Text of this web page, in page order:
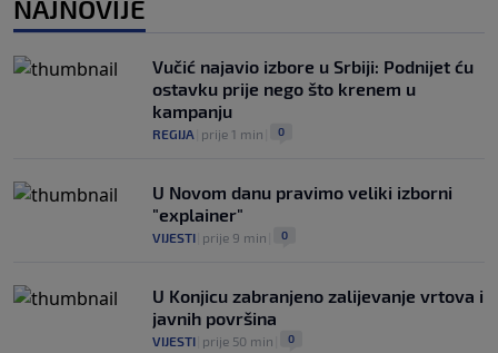
eura stigao na Santiago Bernabeu
| 0
NAJNOVIJE
Vučić najavio izbore u Srbiji: Podnijet ću
ostavku prije nego što krenem u
kampanju
REGIJA prije 1 min 0
U Novom danu pravimo veliki izborni
"explainer"
VIJESTI prije 9 min 0
U Konjicu zabranjeno zalijevanje vrtova i
javnih površina
VIJESTI prije 50 min 0